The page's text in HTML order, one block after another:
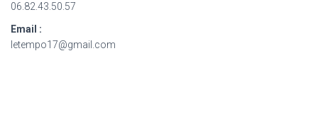
06.82.43.50.57
Email :
letempo17@gmail.com